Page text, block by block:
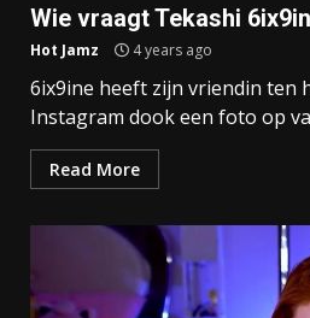
Wie vraagt Tekashi
Hot Jamz 4 years ago
6ix9ine heeft zijn vriendin ten
Instagram dook een foto op
Read More